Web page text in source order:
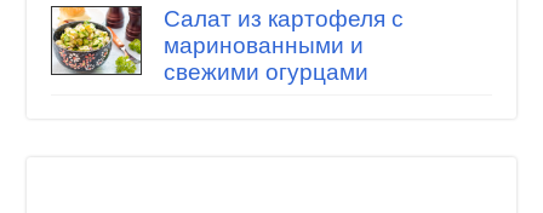
Салат из картофеля с
маринованными и
свежими огурцами